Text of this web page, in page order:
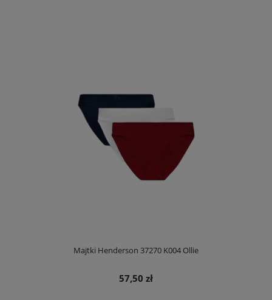
Majtki Henderson 37270 K004 Ollie
57,50 zł